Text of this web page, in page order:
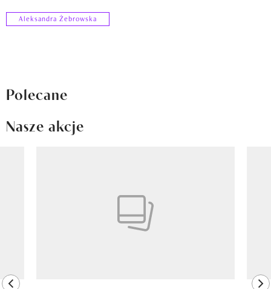
Aleksandra Żebrowska
Polecane
Nasze akcje
previous element